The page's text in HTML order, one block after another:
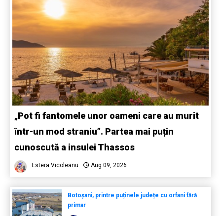
„Pot fi fantomele unor oameni care au murit
într-un mod straniu”. Partea mai puțin
cunoscută a insulei Thassos
Estera Vicoleanu Aug 09, 2026
Botoșani, printre puținele județe cu orfani fără
primar